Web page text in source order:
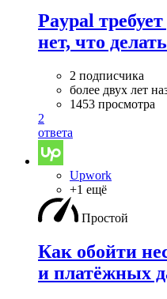
Paypal
нет, что
2 подписчика
более двух лет
1453 просмотра
2
ответа
Upwork
+1 ещё
Простой
Как обойти
и платёжных